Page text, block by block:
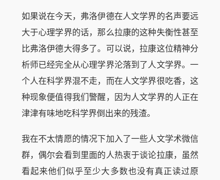
如果说在今天，弗洛伊德在人文学界的名声要远
大于心理学界的话，那么拉康的这种失衡性甚至
比弗洛伊德大得多了。可以说，拉康这位精神分
析师已经完全从心理学界沦落到了人文学界。一
个人在科学界混不走，而在人文学界很吃香，这
种现象便值得我们警醒，因为人文学界的人正在
津津有味地吃科学界倒出来的残渣。
我在不太情愿的情况下加入了一些人文学术微信
群，偶尔会看到里面的人热衷于谈论拉康，虽然
看起来他们似乎至少大多数也没有真正读过原